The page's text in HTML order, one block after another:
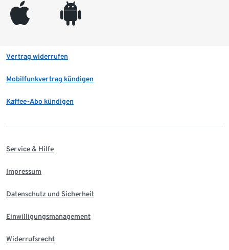
appleinc android
Vertrag widerrufen
Mobilfunkvertrag kündigen
Kaffee-Abo kündigen
Service & Hilfe
Impressum
Datenschutz und Sicherheit
Einwilligungsmanagement
Widerrufsrecht